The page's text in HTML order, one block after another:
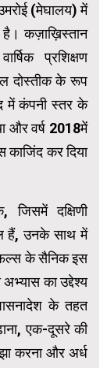
(मेघालय) में
है। कज़ाख़िस्तान
प्रशिक्षण
दोस्तीक के रूप
में कंपनी स्तर के
और वर्ष 2018में
काजिंद कर दिया
जिसमें दक्षिणी
हैं, उनके साथ में
के सैनिक इस
का उद्देश्य
के तहत
एक-दूसरे की
करना और अर्ध